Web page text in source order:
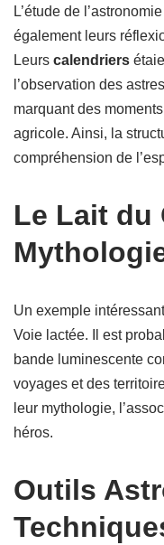
L’étude de
également leurs
Leurs calendriers
l’observation des
marquant des
agricole. Ainsi, la
compréhension de
Le Lait du
Un exemple
Voie lactée. Il est
bande luminescente
voyages et des
leur mythologie,
héros.
Outils